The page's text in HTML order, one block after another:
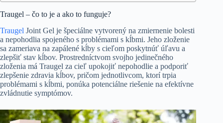
Traugel – čo to je a ako to funguje?
Traugel Joint Gel je špeciálne vytvorený na zmiernenie bolesti
a nepohodlia spojeného s problémami s kĺbmi. Jeho zloženie
sa zameriava na zapálené kĺby s cieľom poskytnúť úľavu a
zlepšiť stav kĺbov. Prostredníctvom svojho jedinečného
zloženia má Traugel za cieľ upokojiť nepohodlie a podporiť
zlepšenie zdravia kĺbov, pričom jednotlivcom, ktorí trpia
problémami s kĺbmi, ponúka potenciálne riešenie na efektívne
zvládnutie symptómov.